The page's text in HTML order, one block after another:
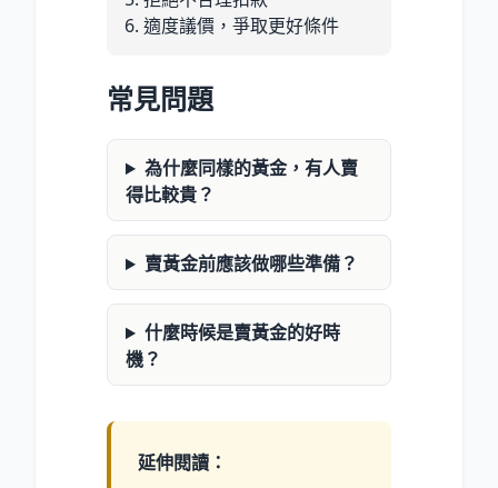
6. 適度議價，爭取更好條件
常見問題
為什麼同樣的黃金，有人賣
得比較貴？
賣黃金前應該做哪些準備？
什麼時候是賣黃金的好時
機？
延伸閱讀：